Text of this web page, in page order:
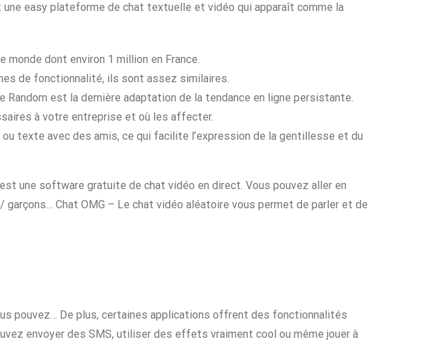
easy plateforme de chat textuelle et vidéo qui apparaît comme la
dont environ 1 million en France.
de fonctionnalité, ils sont assez similaires.
Random est la dernière adaptation de la tendance en ligne persistante.
à votre entreprise et où les affecter.
texte avec des amis, ce qui facilite l’expression de la gentillesse et du
une software gratuite de chat vidéo en direct. Vous pouvez aller en
Chat OMG – Le chat vidéo aléatoire vous permet de parler et de
pouvez… De plus, certaines applications offrent des fonctionnalités
envoyer des SMS, utiliser des effets vraiment cool ou même jouer à